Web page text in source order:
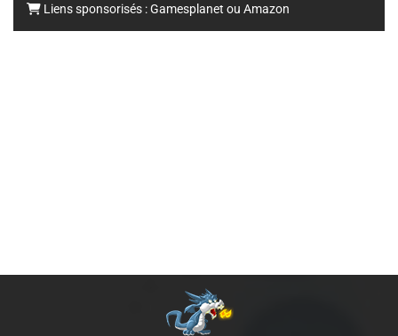
Liens sponsorisés :Gamesplanet ou Amazon